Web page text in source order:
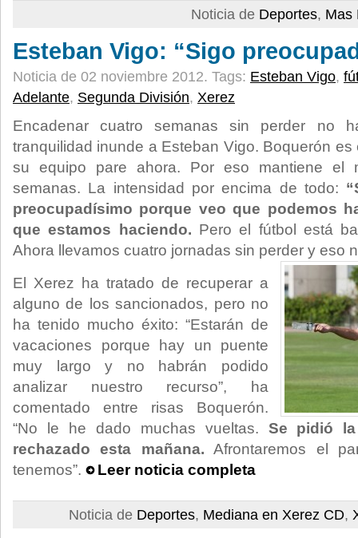
Noticia de Deportes, Mas
Esteban Vigo: “Sigo
Noticia de 02 noviembre 2012. Tags: Esteban Vigo,
Adelante, Segunda División, Xerez
Encadenar cuatro semanas sin perder no
tranquilidad inunde a Esteban Vigo. Boquerón
su equipo pare ahora. Por eso mantiene el
semanas. La intensidad por encima de todo:
preocupadísimo porque veo que podemos
que estamos haciendo. Pero el fútbol está
Ahora llevamos cuatro jornadas sin perder y eso
El Xerez ha tratado de recuperar a
alguno de los sancionados, pero no
ha tenido mucho éxito: “Estarán de
vacaciones porque hay un puente
muy largo y no habrán podido
analizar nuestro recurso”, ha
comentado entre risas Boquerón.
“No le he dado muchas vueltas. Se pidió
rechazado esta mañana. Afrontaremos el
tenemos”.
Leer noticia completa
Noticia de Deportes, Mediana en Xerez CD,